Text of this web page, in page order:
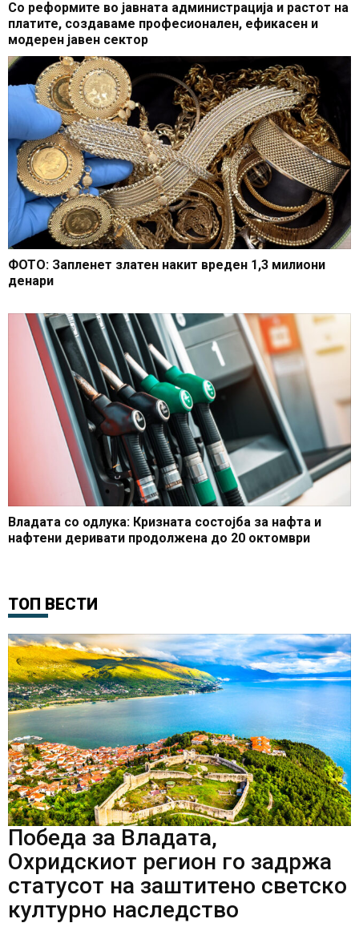
Со реформите во јавната администрација и растот на
платите, создаваме професионален, ефикасен и
модерен јавен сектор
ФОТО: Запленет златен накит вреден 1,3 милиони
денари
Владата со одлука: Кризната состојба за нафта и
нафтени деривати продолжена до 20 октомври
ТОП ВЕСТИ
Победа за Владата,
Охридскиот регион го задржа
статусот на заштитено светско
културно наследство